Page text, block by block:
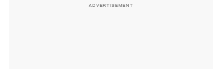
ADVERTISEMENT